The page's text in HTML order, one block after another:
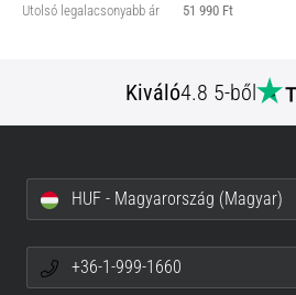
Utolsó legalacsonyabb ár 51 990 Ft
Kiváló4.8 5-ből
HUF - Magyarország (Magyar)
+36-1-999-1660